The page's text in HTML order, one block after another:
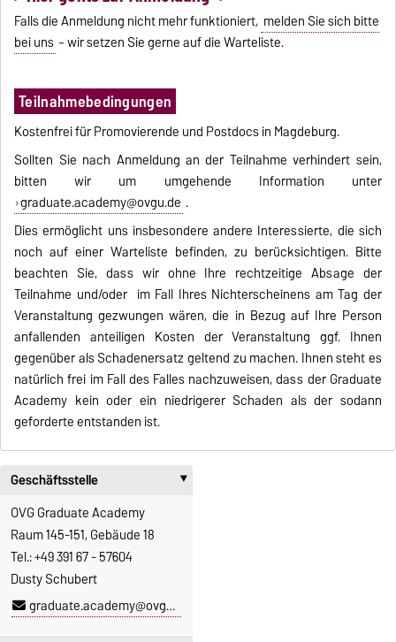
Falls die Anmeldung nicht mehr funktioniert, melden Sie sich bitte
bei uns – wir setzen Sie gerne auf die Warteliste.
Teilnahmebedingungen
Kostenfrei für Promovierende und Postdocs in Magdeburg.
Sollten Sie nach Anmeldung an der Teilnahme verhindert sein,
bitten wir um umgehende Information unter
graduate.academy@ovgu.de .
Dies ermöglicht uns insbesondere andere Interessierte, die sich
noch auf einer Warteliste befinden, zu berücksichtigen. Bitte
beachten Sie, dass wir ohne Ihre rechtzeitige Absage der
Teilnahme und/oder im Fall Ihres Nichterscheinens am Tag der
Veranstaltung gezwungen wären, die in Bezug auf Ihre Person
anfallenden anteiligen Kosten der Veranstaltung ggf. Ihnen
gegenüber als Schadenersatz geltend zu machen. Ihnen steht es
natürlich frei im Fall des Falles nachzuweisen, dass der Graduate
Academy kein oder ein niedrigerer Schaden als der sodann
geforderte entstanden ist.
Geschäftsstelle ‣
OVG Graduate Academy
Raum 145-151, Gebäude 18
Tel.: +49 391 67 - 57604
Dusty Schubert
graduate.academy@ovgu.de